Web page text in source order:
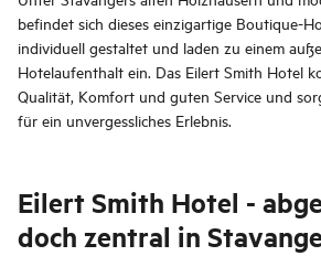
befindet sich dieses einzigartige Boutique-
individuell gestaltet und laden zu einem
Hotelaufenthalt ein. Das Eilert Smith Hotel
Qualität, Komfort und guten Service und
für ein unvergessliches Erlebnis.
Eilert Smith Hotel -
doch zentral in